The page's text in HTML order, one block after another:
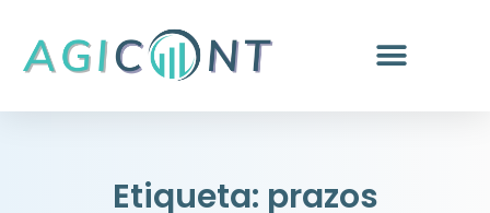
Etiqueta: prazos